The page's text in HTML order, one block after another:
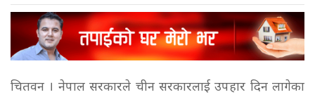
चितवन । नेपाल सरकारले चीन सरकारलाई उपहार दिन लागेका